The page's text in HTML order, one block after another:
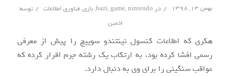
بهمن ۱۳, ۱۳۹۸ / در bazi,game,nintendo
,بازی, فناوری اطلاعات / توسط
ادمین
هکری که اطلاعات کنسول نینتندو سوییچ را پیش از معرفی
رسمی افشا کرده بود، به ارتکاب یک رشته جرم اقرار کرده که
عواقب سنگینی را برای وی به دنبال دارد.